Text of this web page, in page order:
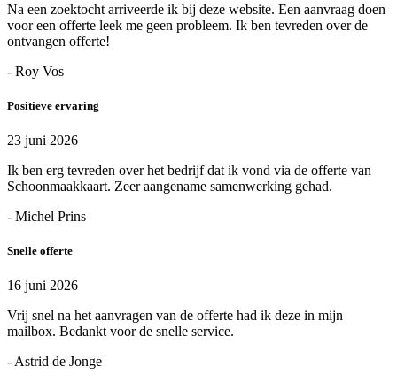
Na een zoektocht arriveerde ik bij deze website. Een aanvraag doen
voor een offerte leek me geen probleem. Ik ben tevreden over de
ontvangen offerte!
- Roy Vos
Positieve ervaring
23 juni 2026
Ik ben erg tevreden over het bedrijf dat ik vond via de offerte van
Schoonmaakkaart. Zeer aangename samenwerking gehad.
- Michel Prins
Snelle offerte
16 juni 2026
Vrij snel na het aanvragen van de offerte had ik deze in mijn
mailbox. Bedankt voor de snelle service.
- Astrid de Jonge